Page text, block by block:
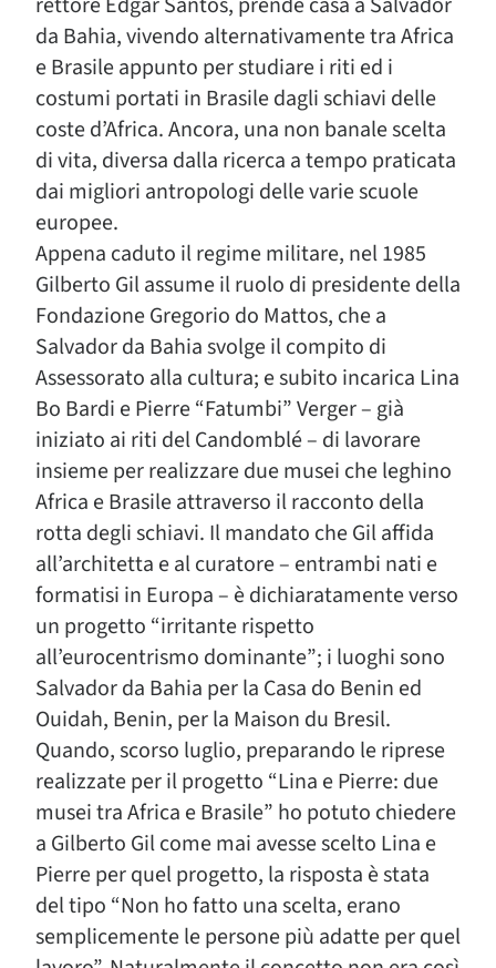
da Bahia, vivendo alternativamente tra Africa
e Brasile appunto per studiare i riti ed i
costumi portati in Brasile dagli schiavi delle
coste d’Africa. Ancora, una non banale scelta
di vita, diversa dalla ricerca a tempo praticata
dai migliori antropologi delle varie scuole
europee.
Appena caduto il regime militare, nel 1985
Gilberto Gil assume il ruolo di presidente della
Fondazione Gregorio do Mattos, che a
Salvador da Bahia svolge il compito di
Assessorato alla cultura; e subito incarica Lina
Bo Bardi e Pierre “Fatumbi” Verger – già
iniziato ai riti del Candomblé – di lavorare
insieme per realizzare due musei che leghino
Africa e Brasile attraverso il racconto della
rotta degli schiavi. Il mandato che Gil affida
all’architetta e al curatore – entrambi nati e
formatisi in Europa – è dichiaratamente verso
un progetto “irritante rispetto
all’eurocentrismo dominante”; i luoghi sono
Salvador da Bahia per la Casa do Benin ed
Ouidah, Benin, per la Maison du Bresil.
Quando, scorso luglio, preparando le riprese
realizzate per il progetto “Lina e Pierre: due
musei tra Africa e Brasile” ho potuto chiedere
a Gilberto Gil come mai avesse scelto Lina e
Pierre per quel progetto, la risposta è stata
del tipo “Non ho fatto una scelta, erano
semplicemente le persone più adatte per quel